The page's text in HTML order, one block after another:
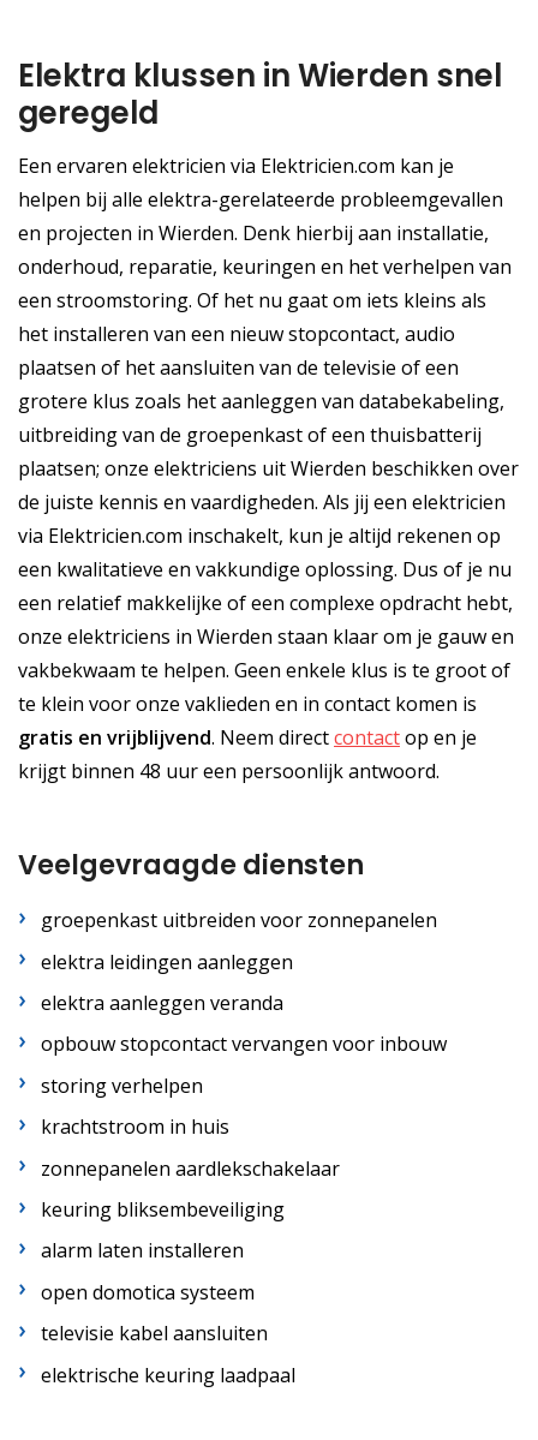
Elektra klussen in Wierden snel
geregeld
Een ervaren elektricien via Elektricien.com kan je
helpen bij alle elektra-gerelateerde probleemgevallen
en projecten in Wierden. Denk hierbij aan installatie,
onderhoud, reparatie, keuringen en het verhelpen van
een stroomstoring. Of het nu gaat om iets kleins als
het installeren van een nieuw stopcontact, audio
plaatsen of het aansluiten van de televisie of een
grotere klus zoals het aanleggen van databekabeling,
uitbreiding van de groepenkast of een thuisbatterij
plaatsen; onze elektriciens uit Wierden beschikken over
de juiste kennis en vaardigheden. Als jij een elektricien
via Elektricien.com inschakelt, kun je altijd rekenen op
een kwalitatieve en vakkundige oplossing. Dus of je nu
een relatief makkelijke of een complexe opdracht hebt,
onze elektriciens in Wierden staan klaar om je gauw en
vakbekwaam te helpen. Geen enkele klus is te groot of
te klein voor onze vaklieden en in contact komen is
gratis en vrijblijvend. Neem directcontactop en je
krijgt binnen 48 uur een persoonlijk antwoord.
Veelgevraagde diensten
groepenkast uitbreiden voor zonnepanelen
elektra leidingen aanleggen
elektra aanleggen veranda
opbouw stopcontact vervangen voor inbouw
storing verhelpen
krachtstroom in huis
zonnepanelen aardlekschakelaar
keuring bliksembeveiliging
alarm laten installeren
open domotica systeem
televisie kabel aansluiten
elektrische keuring laadpaal